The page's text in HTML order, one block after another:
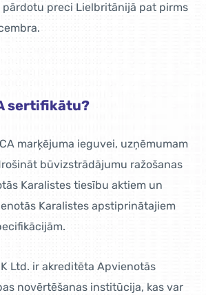
pārdotu preci Lielbritānijā pat pirms
sertifikātu?
marķējuma ieguvei, uzņēmumam
būvizstrādājumu ražošanas
Karalistes tiesību aktiem un
Karalistes apstiprinātajiem
Ltd. ir akreditēta Apvienotās
novērtēšanas institūcija, kas var